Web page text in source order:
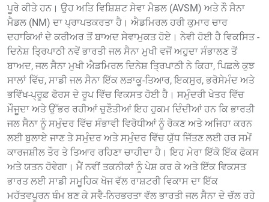
ਪੂਰੇ ਕੀਤੇ ਹਨ। ਉਹ ਅਤਿ ਵਿਸ਼ਿਸ਼ਟ ਸੇਵਾ ਮੈਡਲ (AVSM) ਅਤੇ ਨੌ ਸੈਨਾ
ਮੈਡਲ (NM) ਦਾ ਪ੍ਰਾਪਤਕਰਤਾ ਹੈ। ਐਡਮਿਰਲ ਹਰੀ ਕੁਮਾਰ ਚਾਰ
ਦਹਾਕਿਆਂ ਦੇ ਕਰੀਅਰ ਤੋਂ ਬਾਅਦ ਸੇਵਾਮੁਕਤ ਹੋਏ। ਨੇਵੀ ਹੋਈ ਹੈ ਵਿਕਸਿਤ -
ਦਿਨੇਸ਼ ਤ੍ਰਿਪਾਠੀ ਨਵੇਂ ਭਾਰਤੀ ਜਲ ਸੈਨਾ ਮੁਖੀ ਵਜੋਂ ਅਹੁਦਾ ਸੰਭਾਲਣ ਤੋਂ
ਬਾਅਦ, ਜਲ ਸੈਨਾ ਮੁਖੀ ਐਡਮਿਰਲ ਦਿਨੇਸ਼ ਤ੍ਰਿਪਾਠੀ ਨੇ ਕਿਹਾ, ਪਿਛਲੇ ਕੁਝ
ਸਾਲਾਂ ਵਿੱਚ, ਸਾਡੀ ਜਲ ਸੈਨਾ ਇੱਕ ਲੜਾਕੂ-ਤਿਆਰ, ਇਕਸੁਰ, ਭਰੋਸੇਮੰਦ ਅਤੇ
ਭਵਿੱਖ-ਪ੍ਰੂਫ਼ ਫੋਰਸ ਦੇ ਰੂਪ ਵਿੱਚ ਵਿਕਸਤ ਹੋਈ ਹੈ। ਸਮੁੰਦਰੀ ਖੇਤਰ ਵਿੱਚ
ਮੌਜੂਦਾ ਅਤੇ ਉੱਭਰ ਰਹੀਆਂ ਚੁਣੌਤੀਆਂ ਇਹ ਹੁਕਮ ਦਿੰਦੀਆਂ ਹਨ ਕਿ ਭਾਰਤੀ
ਜਲ ਸੈਨਾ ਨੂੰ ਸਮੁੰਦਰ ਵਿੱਚ ਸੰਭਾਵੀ ਵਿਰੋਧੀਆਂ ਨੂੰ ਰੋਕਣ ਅਤੇ ਅਜਿਹਾ ਕਰਨ
ਲਈ ਬੁਲਾਏ ਜਾਣ ਤੇ ਸਮੁੰਦਰ ਅਤੇ ਸਮੁੰਦਰ ਵਿੱਚ ਯੁੱਧ ਜਿੱਤਣ ਲਈ ਹਰ ਸਮੇਂ
ਕਾਰਜਸ਼ੀਲ ਤੌਰ ਤੇ ਤਿਆਰ ਰਹਿਣਾ ਚਾਹੀਦਾ ਹੈ। ਇਹ ਮੇਰਾ ਇੱਕੋ ਇੱਕ ਫੋਕਸ
ਅਤੇ ਯਤਨ ਹੋਵੇਗਾ। ਮੈਂ ਨਵੀਂ ਤਕਨੀਕਾਂ ਨੂੰ ਪੇਸ਼ ਕਰ ਕੇ ਅਤੇ ਇੱਕ ਵਿਕਸਤ
ਭਾਰਤ ਲਈ ਸਾਡੀ ਸਮੂਹਿਕ ਖੋਜ ਵੱਲ ਰਾਸ਼ਟਰੀ ਵਿਕਾਸ ਦਾ ਇੱਕ
ਮਹੱਤਵਪੂਰਨ ਥੰਮ ਬਣ ਕੇ ਸਵੈ-ਨਿਰਭਰਤਾ ਵੱਲ ਭਾਰਤੀ ਜਲ ਸੈਨਾ ਦੇ ਚੱਲ ਰਹੇ